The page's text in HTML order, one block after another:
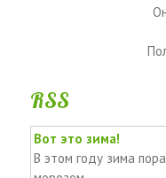
RSS
Вот это зима!
В этом году зима